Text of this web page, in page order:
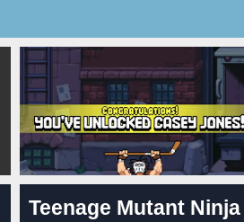
Teenage Mutant Ninja